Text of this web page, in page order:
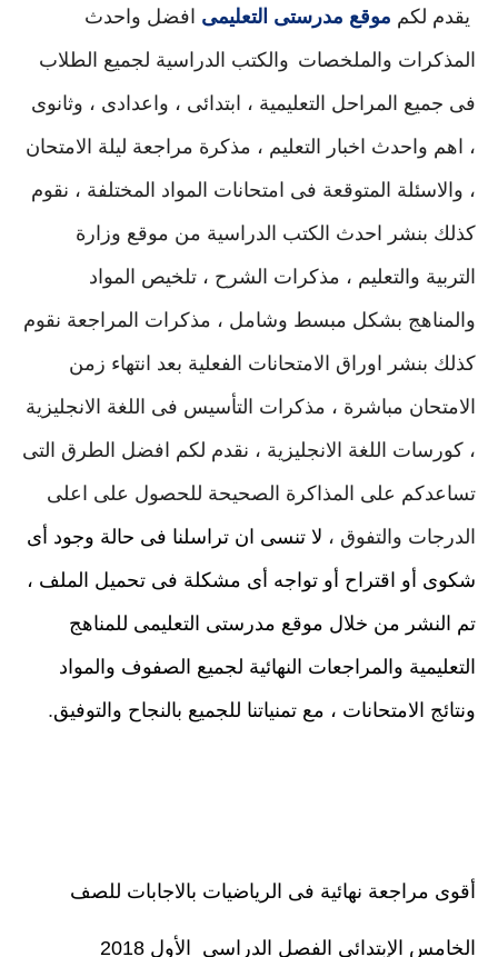
يقدم لكم موقع مدرستى التعليمى افضل واحدث
المذكرات والملخصات والكتب الدراسية لجميع الطلاب
فى جميع المراحل التعليمية ، ابتدائى ، واعدادى ، وثانوى
، اهم واحدث اخبار التعليم ، مذكرة مراجعة ليلة الامتحان
، والاسئلة المتوقعة فى امتحانات المواد المختلفة ، نقوم
كذلك بنشر احدث الكتب الدراسية من موقع وزارة
التربية والتعليم ، مذكرات الشرح ، تلخيص المواد
والمناهج بشكل مبسط وشامل ، مذكرات المراجعة نقوم
كذلك بنشر اوراق الامتحانات الفعلية بعد انتهاء زمن
الامتحان مباشرة ، مذكرات التأسيس فى اللغة الانجليزية
، كورسات اللغة الانجليزية ، نقدم لكم افضل الطرق التى
تساعدكم على المذاكرة الصحيحة للحصول على اعلى
الدرجات والتفوق ، لا تنسى ان تراسلنا فى حالة وجود أى
شكوى أو اقتراح أو تواجه أى مشكلة فى تحميل الملف ،
تم النشر من خلال موقع مدرستى التعليمى للمناهج
التعليمية والمراجعات النهائية لجميع الصفوف والمواد
ونتائج الامتحانات ، مع تمنياتنا للجميع بالنجاح والتوفيق.
أقوى مراجعة نهائية فى الرياضيات بالاجابات للصف
الخامس الإبتدائى الفصل الدراسى الأول 2018